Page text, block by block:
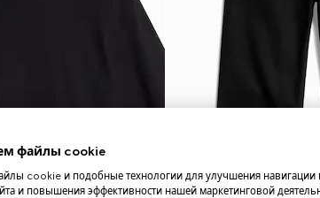
файлы cookie
cookie и подобные технологии для улучшения навигации
и повышения эффективности нашей маркетинговой